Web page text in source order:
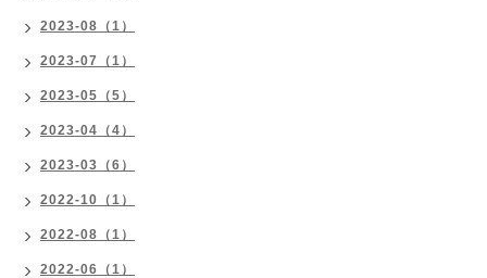
2023-08（1）
2023-07（1）
2023-05（5）
2023-04（4）
2023-03（6）
2022-10（1）
2022-08（1）
2022-06（1）